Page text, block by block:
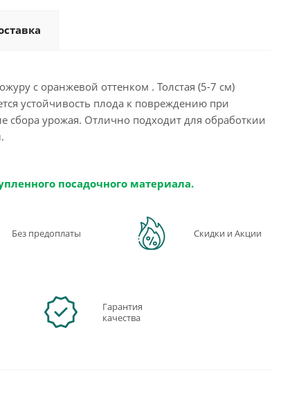
с оранжевой оттенком . Толстая (5-7 см)
устойчивость плода к повреждению при
сбора урожая. Отлично подходит для обработкии
посадочного материала.
Без предоплаты Скидки и Акции
Гарантия
качества